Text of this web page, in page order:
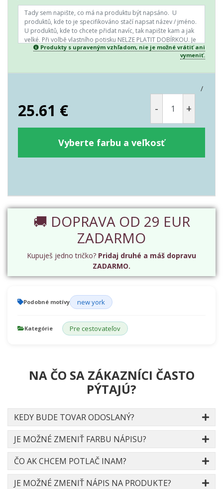
Produkty s upraveným vzhľadom, nie je možné vrátiť ani
vymeniť.
/
25.61 € - +
Vyberte farbu a veľkosť
🚚 DOPRAVA OD 29 EUR
ZADARMO
Kupuješ jedno tričko? Pridaj druhé a máš dopravu
ZADARMO.
Podobné motívy new york
Kategórie Pre cestovateľov
NA ČO SA ZÁKAZNÍCI ČASTO
PÝTAJÚ?
KEDY BUDE TOVAR ODOSLANÝ?
JE MOŽNÉ ZMENIŤ FARBU NÁPISU?
ČO AK CHCEM POTLAČ INAM?
JE MOŽNÉ ZMENIŤ NÁPIS NA PRODUKTE?